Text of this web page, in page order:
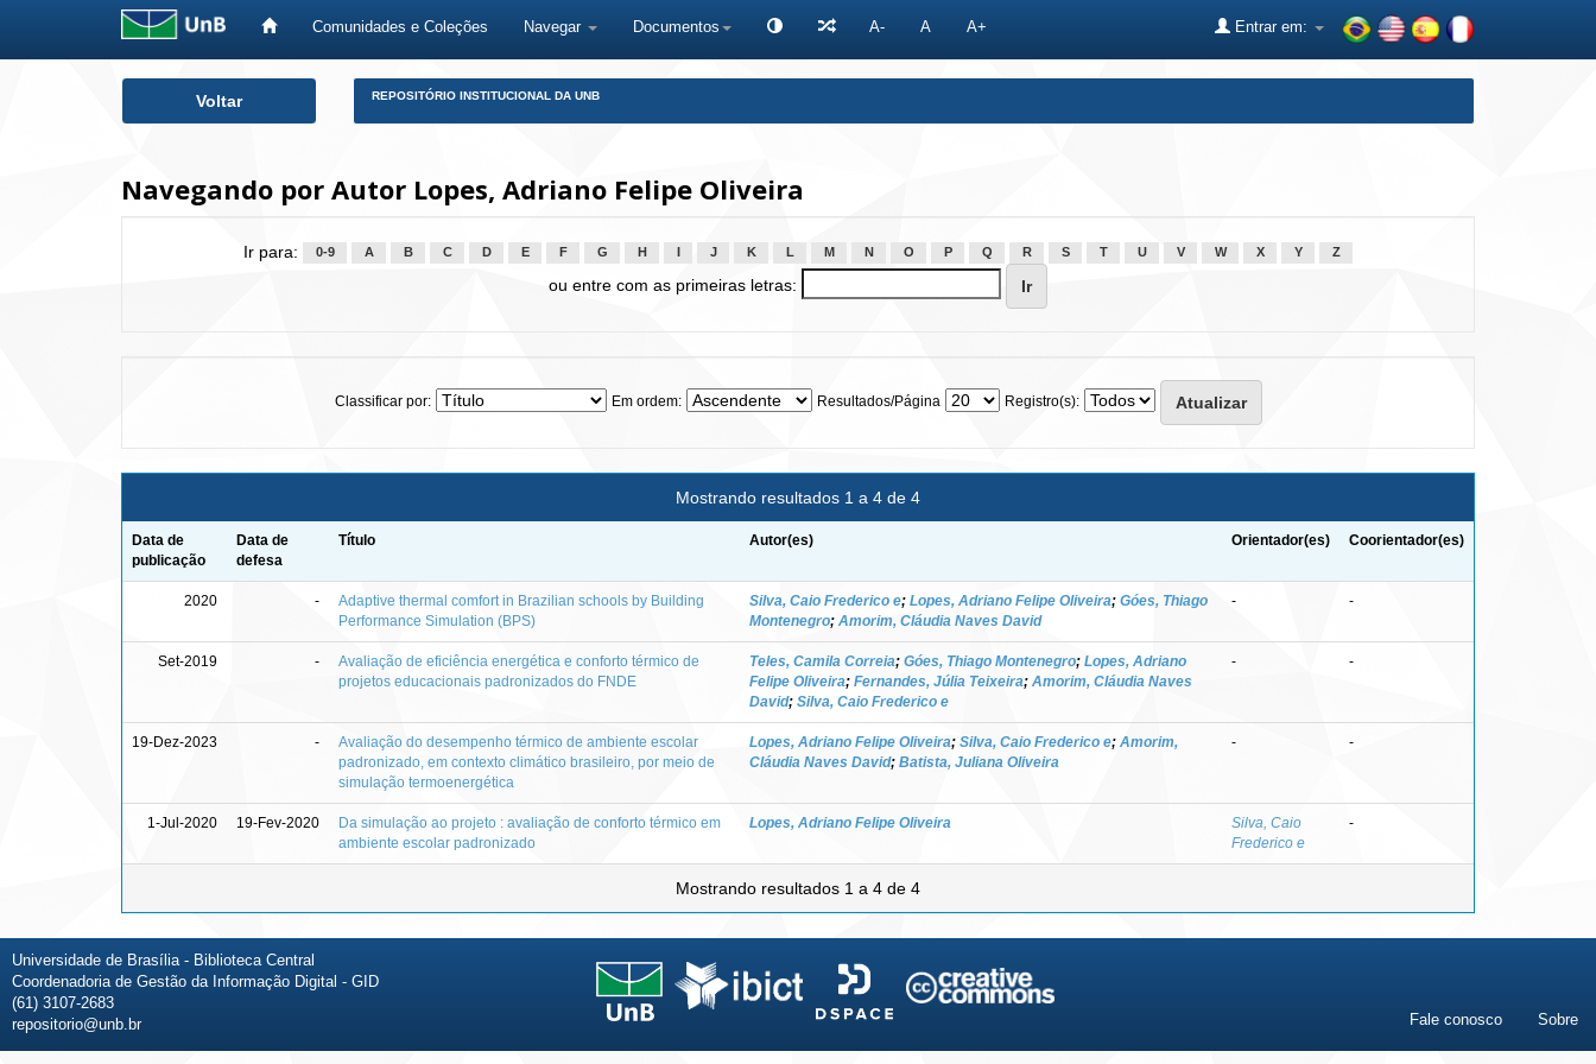
Comunidades e Coleções Navegar Documentos A- A A+ Entrar em:
Voltar REPOSITÓRIO INSTITUCIONAL DA UNB
Navegando por Autor Lopes, Adriano Felipe Oliveira
Ir para: 0-9 A B C D E F G H J K L M N O P Q R S T U V W X Y Z
ou entre com as primeiras letras:
Classificar por: Em ordem: Resultados/Página Registro(s):
Mostrando resultados 1 a 4 de 4
Data de
publicação
Data de
defesa
Título Autor(es) Orientador(es) Coorientador(es)
2020 -
Adaptive thermal comfort in Brazilian schools by Building
Performance Simulation (BPS)
Silva, Caio Frederico e; Lopes, Adriano Felipe Oliveira; Góes, Thiago
Montenegro; Amorim, Cláudia Naves David
- -
Set-2019 -
Avaliação de eficiência energética e conforto térmico de
projetos educacionais padronizados do FNDE
Teles, Camila Correia; Góes, Thiago Montenegro; Lopes, Adriano
Felipe Oliveira; Fernandes, Júlia Teixeira; Amorim, Cláudia Naves
David; Silva, Caio Frederico e
- -
19-Dez-2023 -
Avaliação do desempenho térmico de ambiente escolar
padronizado, em contexto climático brasileiro, por meio de
simulação termoenergética
Lopes, Adriano Felipe Oliveira; Silva, Caio Frederico e; Amorim,
Cláudia Naves David; Batista, Juliana Oliveira
- -
1-Jul-2020 19-Fev-2020
Da simulação ao projeto : avaliação de conforto térmico em
ambiente escolar padronizado
Lopes, Adriano Felipe Oliveira
Silva, Caio
Frederico e
-
Mostrando resultados 1 a 4 de 4
Universidade de Brasília - Biblioteca Central
Coordenadoria de Gestão da Informação Digital - GID
(61) 3107-2683
repositorio@unb.br
Fale conosco Sobre